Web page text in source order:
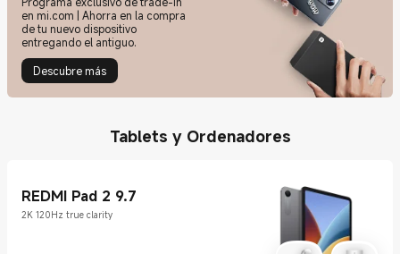
en mi.com | Ahorra en la compra
de tu nuevo dispositivo
entregando el antiguo.
Descubre más
Tablets y Ordenadores
REDMI Pad 2 9.7
2K 120Hz true clarity